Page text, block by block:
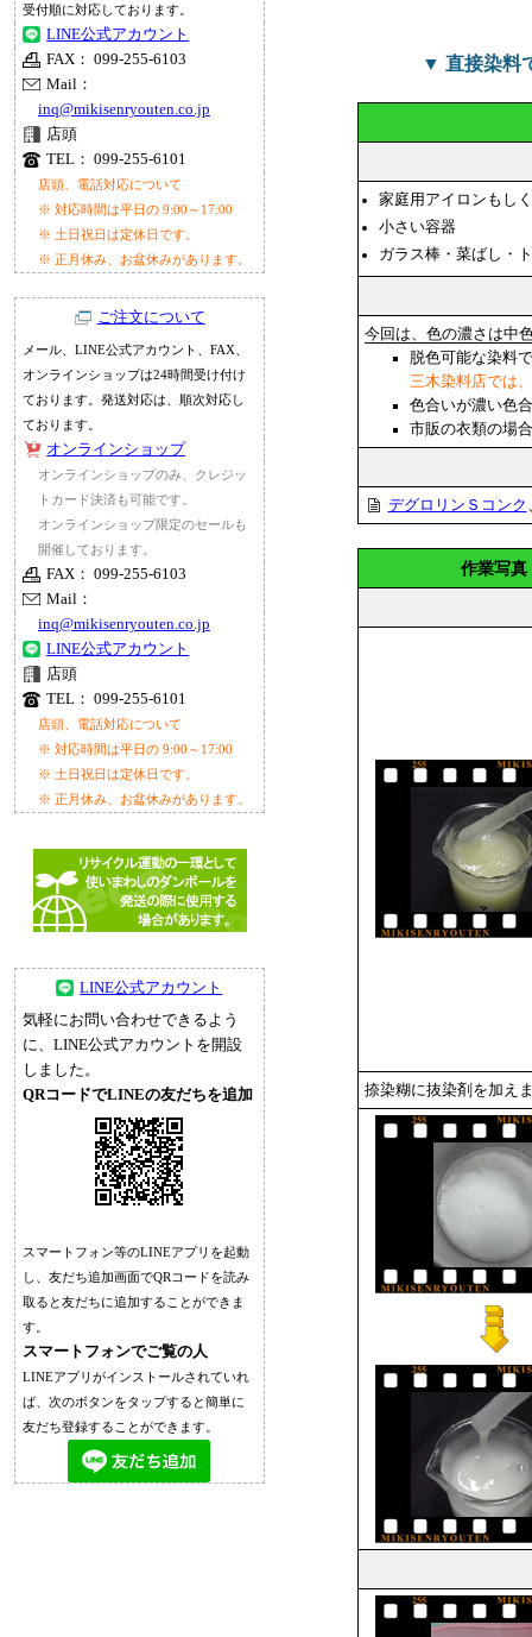
受付順に対応しております。
LINE公式アカウント
FAX： 099-255-6103
Mail：
inq@mikisenryouten.co.jp
店頭
TEL： 099-255-6101
店頭、電話対応について
※ 対応時間は平日の 9:00～17:00
※ 土日祝日は定休日です。
※ 正月休み、お盆休みがあります。
ご注文について
メール、LINE公式アカウント、FAX、
オンラインショップは24時間受け付け
ております。発送対応は、順次対応し
ております。
オンラインショップ
オンラインショップのみ、クレジッ
トカード決済も可能です。
オンラインショップ限定のセールも
開催しております。
FAX： 099-255-6103
Mail：
inq@mikisenryouten.co.jp
LINE公式アカウント
店頭
TEL： 099-255-6101
店頭、電話対応について
※ 対応時間は平日の 9:00～17:00
※ 土日祝日は定休日です。
※ 正月休み、お盆休みがあります。
LINE公式アカウント
気軽にお問い合わせできるよう
に、LINE公式アカウントを開設
しました。
QRコードでLINEの友だちを追加
スマートフォン等のLINEアプリを起動
し、友だち追加画面でQRコードを読み
取ると友だちに追加することができま
す。
スマートフォンでご覧の人
LINEアプリがインストールされていれ
ば、次のボタンをタップすると簡単に
友だち登録することができます。
▼ 直接染料
家庭用アイロンもし
小さい容器
ガラス棒・菜ばし・
今回は、色の濃さは中
脱色可能な染料
三木染料店では
色合いが濃い色
市販の衣類の場
デグロリンＳコンク
作業写真
捺染糊に抜染剤を加え